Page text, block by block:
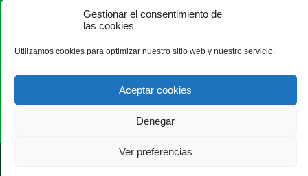
Gestionar el consentimiento de
las cookies
Utilizamos cookies para optimizar nuestro sitio web y nuestro servicio.
Aceptar cookies
Denegar
Ver preferencias
Pza. Madrid, 4-3ª planta - 47001 Valladolid - España · Tel.:
asajavalladolid@asajavalladolid.com
© Aviso Legal | Xolido